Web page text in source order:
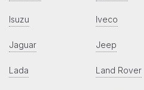
Isuzu Iveco
Jaguar Jeep
Lada Land Rover